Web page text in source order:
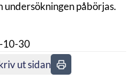
påbörjas.
10-30
på Linkedin
ut sidan